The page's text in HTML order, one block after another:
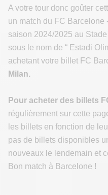
A votre tour donc goûter
un match du FC Barcelone
saison 2024/2025 au
sous le nom de “ Estadi
achetant votre billet FC
Milan.
Pour acheter des billets
régulièrement sur cette
les billets en fonction de
pas de billets disponibles
nouveaux le lendemain et
Bon match à Barcelone !